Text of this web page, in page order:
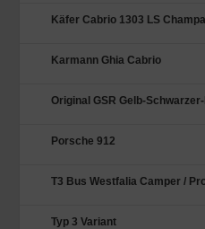
Käfer Cabrio 1303 LS
Karmann Ghia Cabrio
Original GSR Gelb-
Porsche 912
T3 Bus Westfalia Camper /
Typ 3 Variant